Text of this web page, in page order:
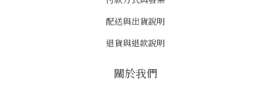
配送與出貨說明
退貨與退款說明
關於我們